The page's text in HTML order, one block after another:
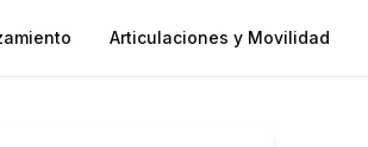
Articulaciones y Movilidad